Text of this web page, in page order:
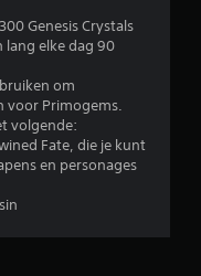
i
n
g
e
n
Genesis Crystals
lang elke dag 90
om
voor Primogems.
volgende:
Fate, die je kunt
en personages